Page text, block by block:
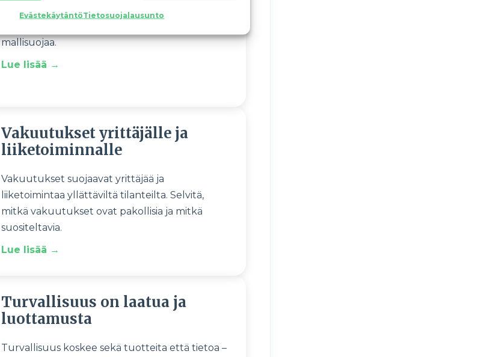
EvästekäytäntöTietosuojalausunto
virallisesti. Tarkista, että valitsemasi nimi on
mallisuojaa.
Lue lisää →
Vakuutukset yrittäjälle ja
liiketoiminnalle
Vakuutukset suojaavat yrittäjää ja
liiketoimintaa yllättäviltä tilanteilta. Selvitä,
mitkä vakuutukset ovat pakollisia ja mitkä
suositeltavia.
Lue lisää →
Turvallisuus on laatua ja
luottamusta
Turvallisuus koskee sekä tuotteita että tietoa –